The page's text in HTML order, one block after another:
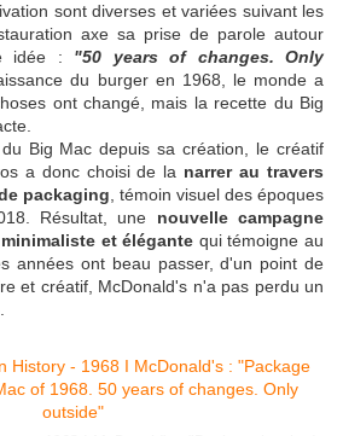
sont diverses et variées suivant les
axe sa prise de parole autour
idée : "50 years of changes. Only
du burger en 1968, le monde a
ont changé, mais la recette du Big
Big Mac depuis sa création, le créatif
a donc choisi de la narrer au travers
packaging , témoin visuel des époques
Résultat, une nouvelle campagne
et élégante qui témoigne au
années ont beau passer, d'un point de
et créatif, McDonald's n'a pas perdu un